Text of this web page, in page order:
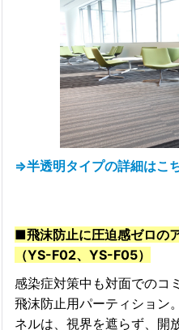
⇒半透明タイプの詳細はこ
■飛沫防止に圧迫感ゼロの
（YS-F02、YS-F05）
感染症対策中も対面でのコ
飛沫防止用パーティション
ネルは、視界を遮らず、開